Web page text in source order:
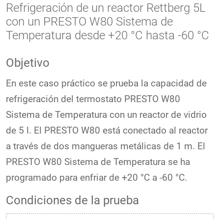
Refrigeración de un reactor Rettberg 5L
con un PRESTO W80 Sistema de
Temperatura desde +20 °C hasta -60 °C
Objetivo
En este caso práctico se prueba la capacidad de
refrigeración del termostato PRESTO W80
Sistema de Temperatura con un reactor de vidrio
de 5 l. El PRESTO W80 está conectado al reactor
a través de dos mangueras metálicas de 1 m. El
PRESTO W80 Sistema de Temperatura se ha
programado para enfriar de +20 °C a -60 °C.
Condiciones de la prueba